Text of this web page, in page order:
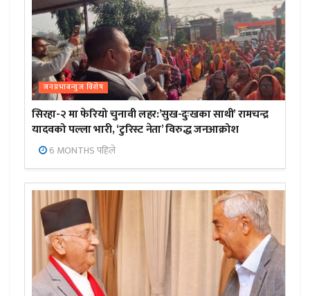
जनप्रभाबन्युज विशेष
सिरहा-२ मा फेरियो चुनावी लहर:’सुख-दुःखका साथी’ रामचन्द्र
यादवको पल्ला भारी, ‘टुरिस्ट नेता’ विरुद्ध जनआक्रोश
6 MONTHS पहिले